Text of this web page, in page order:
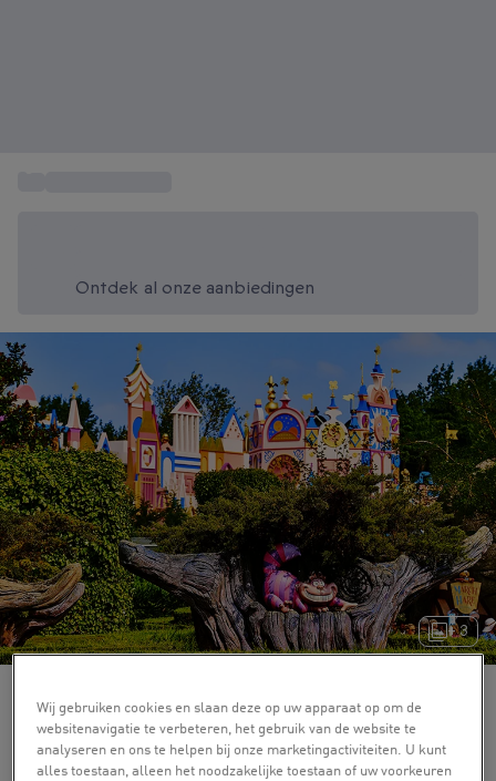
Ontdek al onze aanbiedingen
+ 3
Wij gebruiken cookies en slaan deze op uw apparaat op om de
websitenavigatie te verbeteren, het gebruik van de website te
analyseren en ons te helpen bij onze marketingactiviteiten. U kunt
alles toestaan, alleen het noodzakelijke toestaan of uw voorkeuren